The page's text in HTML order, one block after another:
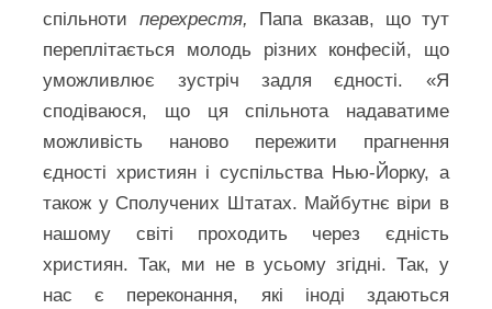
спільноти перехрестя, Папа вказав, що тут
переплітається молодь різних конфесій, що
уможливлює зустріч задля єдності. «Я
сподіваюся, що ця спільнота надаватиме
можливість наново пережити прагнення
єдності християн і суспільства Нью-Йорку, а
також у Сполучених Штатах. Майбутнє віри в
нашому світі проходить через єдність
християн. Так, ми не в усьому згідні. Так, у
нас є переконання, які іноді здаються